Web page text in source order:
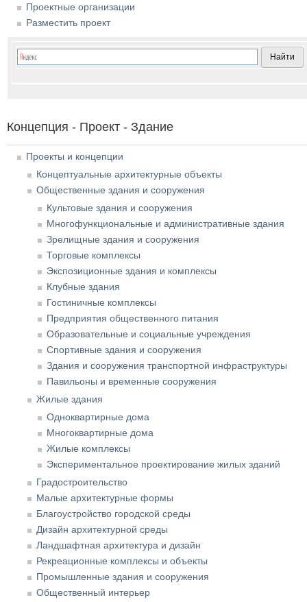
Проектные организации
Разместить проект
Концепция - Проект - Здание
Проекты и концепции
Концептуальные архитектурные объекты
Общественные здания и сооружения
Культовые здания и сооружения
Многофункциональные и административные здания
Зрелищные здания и сооружения
Торговые комплексы
Экспозиционные здания и комплексы
Клубные здания
Гостиничные комплексы
Предприятия общественного питания
Образовательные и социальные учреждения
Спортивные здания и сооружения
Здания и сооружения транспортной инфраструктуры
Павильоны и временные сооружения
Жилые здания
Одноквартирные дома
Многоквартирные дома
Жилые комплексы
Экспериментальное проектирование жилых зданий
Градостроительство
Малые архитектурные формы
Благоустройство городской среды
Дизайн архитектурной среды
Ландшафтная архитектура и дизайн
Рекреационные комплексы и объекты
Промышленные здания и сооружения
Общественный интерьер